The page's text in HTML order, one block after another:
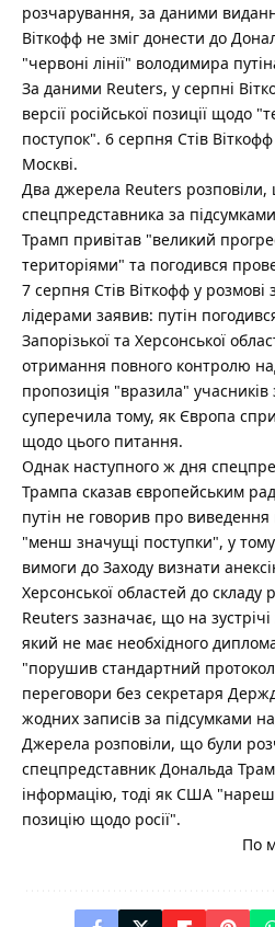
розчарування, за даними
Віткофф не зміг донести до
"червоні лінії" володимира
За даними Reuters, у серпні
версії російської позиції щодо
поступок". 6 серпня Стів
Москві.
Два джерела Reuters розповіли,
спецпредставника за
Трамп привітав "великий
територіями" та погодився
7 серпня Стів Віткофф у
лідерами заявив: путін
Запорізької та Херсонської
отримання повного контролю
пропозиція "вразила" учасників
суперечила тому, як Європа
щодо цього питання.
Однак наступного ж дня
Трампа сказав європейським
путін не говорив про
"менш значущі поступки", у тому
вимоги до Заходу визнати
Херсонської областей до складу
Reuters зазначає, що на
який не має необхідного
"порушив стандартний
переговори без секретаря
жодних записів за підсумками
Джерела розповіли, що були
спецпредставник Дональда
інформацію, тоді як США
позицію щодо росії".
По